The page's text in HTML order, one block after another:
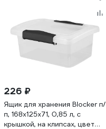
226 ₽
Ящик для хранения Blocker п/
п, 168x125x71, 0,85 л, с
крышкой, на клипсах, цвет